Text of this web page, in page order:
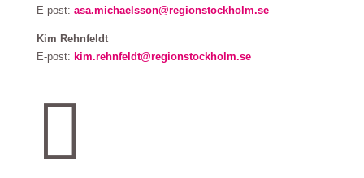
E-post: asa.michaelsson@regionstockholm.se
Kim Rehnfeldt
E-post: kim.rehnfeldt@regionstockholm.se
